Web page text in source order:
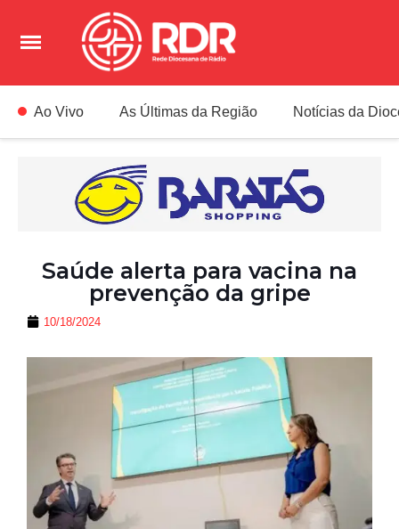
Ao Vivo As Últimas da Região Notícias da
Saúde alerta para vacina na
prevenção da gripe
10/18/2024